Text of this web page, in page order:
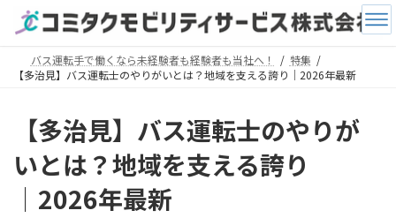
バス運転手で働くなら未経験者も経験者も当社へ！
特集
【多治見】バス運転士のやりがいとは？地域を支える誇り│2026年最新
【多治見】バス運転士のやりが
いとは？地域を支える誇り
│2026年最新